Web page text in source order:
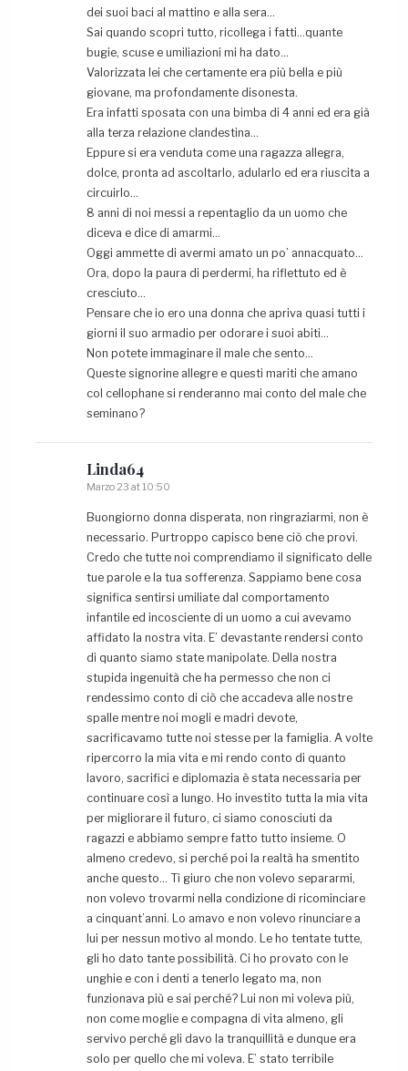
dei suoi baci al mattino e alla sera…
Sai quando scopri tutto, ricollega i fatti…quante
bugie, scuse e umiliazioni mi ha dato…
Valorizzata lei che certamente era più bella e più
giovane, ma profondamente disonesta.
Era infatti sposata con una bimba di 4 anni ed era già
alla terza relazione clandestina…
Eppure si era venduta come una ragazza allegra,
dolce, pronta ad ascoltarlo, adularlo ed era riuscita a
circuirlo…
8 anni di noi messi a repentaglio da un uomo che
diceva e dice di amarmi…
Oggi ammette di avermi amato un po’ annacquato…
Ora, dopo la paura di perdermi, ha riflettuto ed è
cresciuto…
Pensare che io ero una donna che apriva quasi tutti i
giorni il suo armadio per odorare i suoi abiti…
Non potete immaginare il male che sento…
Queste signorine allegre e questi mariti che amano
col cellophane si renderanno mai conto del male che
seminano?
Linda64
Marzo 23 at 10:50
Buongiorno donna disperata, non ringraziarmi, non è
necessario. Purtroppo capisco bene ciò che provi.
Credo che tutte noi comprendiamo il significato delle
tue parole e la tua sofferenza. Sappiamo bene cosa
significa sentirsi umiliate dal comportamento
infantile ed incosciente di un uomo a cui avevamo
affidato la nostra vita. E’ devastante rendersi conto
di quanto siamo state manipolate. Della nostra
stupida ingenuità che ha permesso che non ci
rendessimo conto di ciò che accadeva alle nostre
spalle mentre noi mogli e madri devote,
sacrificavamo tutte noi stesse per la famiglia. A volte
ripercorro la mia vita e mi rendo conto di quanto
lavoro, sacrifici e diplomazia è stata necessaria per
continuare così a lungo. Ho investito tutta la mia vita
per migliorare il futuro, ci siamo conosciuti da
ragazzi e abbiamo sempre fatto tutto insieme. O
almeno credevo, si perché poi la realtà ha smentito
anche questo… Ti giuro che non volevo separarmi,
non volevo trovarmi nella condizione di ricominciare
a cinquant’anni. Lo amavo e non volevo rinunciare a
lui per nessun motivo al mondo. Le ho tentate tutte,
gli ho dato tante possibilità. Ci ho provato con le
unghie e con i denti a tenerlo legato ma, non
funzionava più e sai perché? Lui non mi voleva più,
non come moglie e compagna di vita almeno, gli
servivo perché gli davo la tranquillità e dunque era
solo per quello che mi voleva. E’ stato terribile